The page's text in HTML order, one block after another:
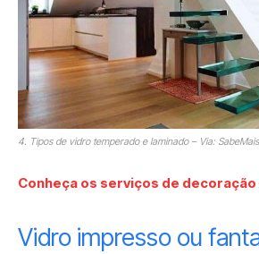
4. Tipos de vidro temperado e laminado – Via: SabeMais
Conheça os serviços de decoração
Vidro impresso ou